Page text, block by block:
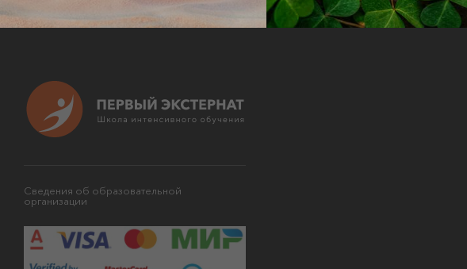
Сведения об образовательной
организации